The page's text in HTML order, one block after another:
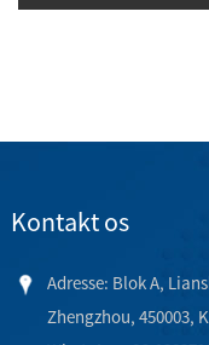
Kontakt os
Adresse: Blok A,
Zhengzhou, 450003,